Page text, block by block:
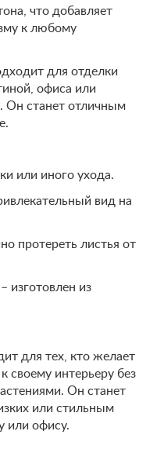
что добавляет
к любому
для отделки
офиса или
Он станет отличным
или иного ухода.
вид на
протереть листья от
изготовлен из
для тех, кто желает
своему интерьеру без
Он станет
или стильным
или офису.